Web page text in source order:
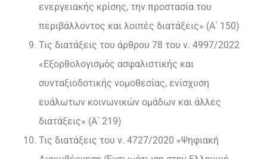
ενεργειακής κρίσης, την προστασία του
περιβάλλοντος και λοιπές διατάξεις» (Α΄ 150)
Τις διατάξεις του άρθρου 78 του ν. 4997/2022
«Εξορθολογισμός ασφαλιστικής και
συνταξιοδοτικής νομοθεσίας, ενίσχυση
ευάλωτων κοινωνικών ομάδων και άλλες
διατάξεις» (Α΄ 219)
Τις διατάξεις του ν. 4727/2020 «Ψηφιακή